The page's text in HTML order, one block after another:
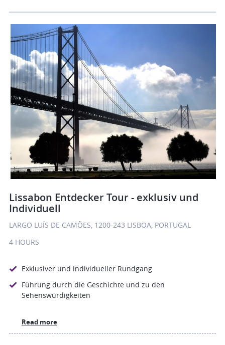
Lissabon Entdecker Tour - exklusiv und
Individuell
LARGO LUÍS DE CAMÕES, 1200-243 LISBOA, PORTUGAL
4 HOURS
Exklusiver und individueller Rundgang
Führung durch die Geschichte und zu den
Sehenswürdigkeiten
Read more